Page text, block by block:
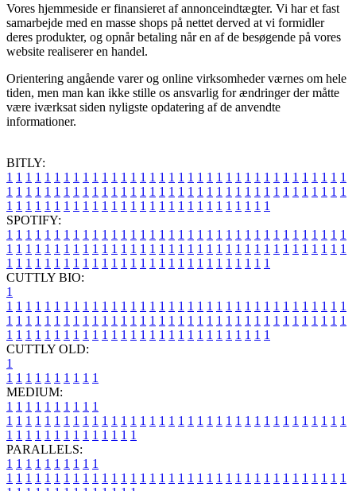
Vores hjemmeside er finansieret af annonceindtægter. Vi har et fast
samarbejde med en masse shops på nettet derved at vi formidler
deres produkter, og opnår betaling når en af de besøgende på vores
website realiserer en handel.
Orientering angående varer og online virksomheder værnes om hele
tiden, men man kan ikke stille os ansvarlig for ændringer der måtte
være iværksat siden nyligste opdatering af de anvendte
informationer.
BITLY:
1 1 1 1 1 1 1 1 1 1 1 1 1 1 1 1 1 1 1 1 1 1 1 1 1 1 1 1 1 1 1 1 1 1 1 1
1 1 1 1 1 1 1 1 1 1 1 1 1 1 1 1 1 1 1 1 1 1 1 1 1 1 1 1 1 1 1 1 1 1 1 1
1 1 1 1 1 1 1 1 1 1 1 1 1 1 1 1 1 1 1 1 1 1 1 1 1 1 1 1
SPOTIFY:
1 1 1 1 1 1 1 1 1 1 1 1 1 1 1 1 1 1 1 1 1 1 1 1 1 1 1 1 1 1 1 1 1 1 1 1
1 1 1 1 1 1 1 1 1 1 1 1 1 1 1 1 1 1 1 1 1 1 1 1 1 1 1 1 1 1 1 1 1 1 1 1
1 1 1 1 1 1 1 1 1 1 1 1 1 1 1 1 1 1 1 1 1 1 1 1 1 1 1 1
CUTTLY BIO:
1
1 1 1 1 1 1 1 1 1 1 1 1 1 1 1 1 1 1 1 1 1 1 1 1 1 1 1 1 1 1 1 1 1 1 1 1
1 1 1 1 1 1 1 1 1 1 1 1 1 1 1 1 1 1 1 1 1 1 1 1 1 1 1 1 1 1 1 1 1 1 1 1
1 1 1 1 1 1 1 1 1 1 1 1 1 1 1 1 1 1 1 1 1 1 1 1 1 1 1 1
CUTTLY OLD:
1
1 1 1 1 1 1 1 1 1 1
MEDIUM:
1 1 1 1 1 1 1 1 1 1
1 1 1 1 1 1 1 1 1 1 1 1 1 1 1 1 1 1 1 1 1 1 1 1 1 1 1 1 1 1 1 1 1 1 1 1
1 1 1 1 1 1 1 1 1 1 1 1 1 1
PARALLELS:
1 1 1 1 1 1 1 1 1 1
1 1 1 1 1 1 1 1 1 1 1 1 1 1 1 1 1 1 1 1 1 1 1 1 1 1 1 1 1 1 1 1 1 1 1 1